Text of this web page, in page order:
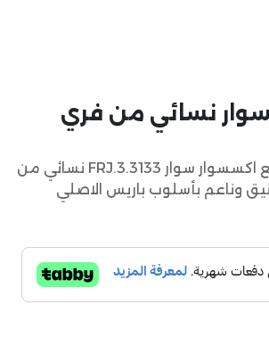
FRJ.3.3133 سوار نسائي من فري
أكتشفي الأناقة مع اكسسوار سوار FRJ.3.3133 نسائي من
وناعم بأسلوب باريس الاصلي